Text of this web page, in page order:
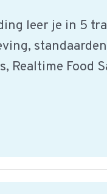
leer je in 5
Realtime Food